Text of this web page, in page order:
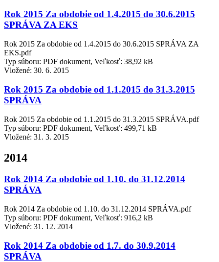
Rok 2015 Za obdobie od 1.4.2015 do 30.6.2015
SPRÁVA ZA EKS
Rok 2015 Za obdobie od 1.4.2015 do 30.6.2015 SPRÁVA ZA
EKS.pdf
Typ súboru: PDF dokument, Veľkosť: 38,92 kB
Vložené: 30. 6. 2015
Rok 2015 Za obdobie od 1.1.2015 do 31.3.2015
SPRÁVA
Rok 2015 Za obdobie od 1.1.2015 do 31.3.2015 SPRÁVA.pdf
Typ súboru: PDF dokument, Veľkosť: 499,71 kB
Vložené: 31. 3. 2015
2014
Rok 2014 Za obdobie od 1.10. do 31.12.2014
SPRÁVA
Rok 2014 Za obdobie od 1.10. do 31.12.2014 SPRÁVA.pdf
Typ súboru: PDF dokument, Veľkosť: 916,2 kB
Vložené: 31. 12. 2014
Rok 2014 Za obdobie od 1.7. do 30.9.2014
SPRÁVA